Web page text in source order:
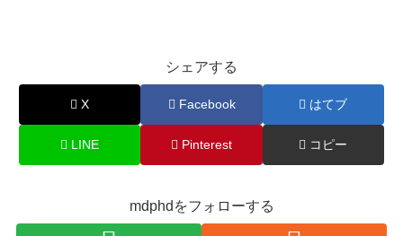
シェアする
X Facebook はてブ
LINE Pinterest コピー
mdphdをフォローする